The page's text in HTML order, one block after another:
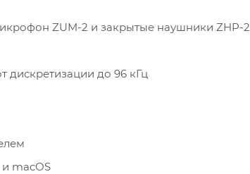
ZUM-2 и закрытые наушники ZHP-2
до 96 кГц
macOS